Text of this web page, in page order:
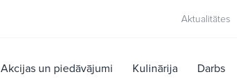
Aktualitātes
Akcijas un piedāvājumi Kulinārija Darbs